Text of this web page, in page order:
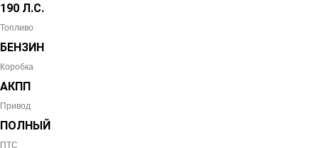
190 Л.С.
Топливо
БЕНЗИН
Коробка
АКПП
Привод
ПОЛНЫЙ
ПТС